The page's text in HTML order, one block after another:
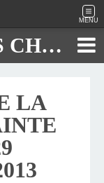
MENU
JOURNAL DE DENIS CHAUTARD
LA